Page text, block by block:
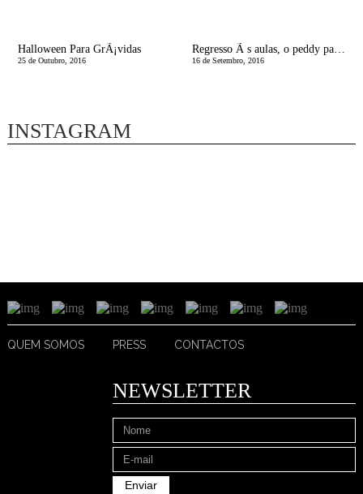
Halloween Para GrÃ¡vidas
25 de Outubro, 2016
Regresso Ã s aulas, o peddy paper!
16 de Setembro, 2016
INSTAGRAM
QUEM SOMOS PRESS CONTACTOS
NEWSLETTER